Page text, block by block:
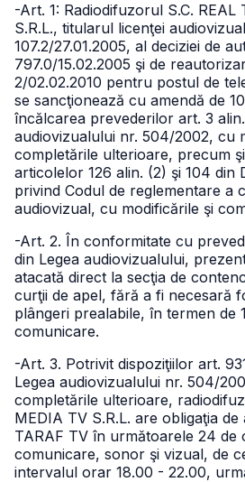
-Art. 1: Radiodifuzorul S.C. REAL
S.R.L., titularul licenţei
107.2/27.01.2005, al deciziei de
797.0/15.02.2005 şi de
2/02.02.2010 pentru postul de
se sancţionează cu amendă de
încălcarea prevederilor art. 3
audiovizualului nr. 504/2002, cu
completările ulterioare, precum
articolelor 126 alin. (2) şi 104 din
privind Codul de reglementare a
audiovizual, cu modificările şi
-Art. 2. În conformitate cu
din Legea audiovizualului,
atacată direct la secţia de
curţii de apel, fără a fi necesară
plângeri prealabile, în termen de
comunicare.
-Art. 3. Potrivit dispoziţiilor art.
Legea audiovizualului nr. 504/
completările ulterioare,
MEDIA TV S.R.L. are obligaţia
TARAF TV în următoarele 24 de
comunicare, sonor şi vizual, de
intervalul orar 18.00 - 22.00,